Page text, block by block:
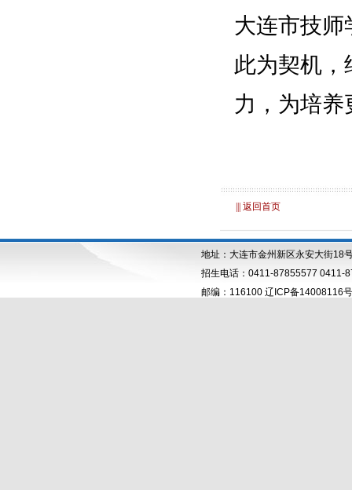
||| 返回首页
地址：大连市金州新区永安大街18
招生电话：0411-87855577 0411-
邮编：116100 辽ICP备14008116